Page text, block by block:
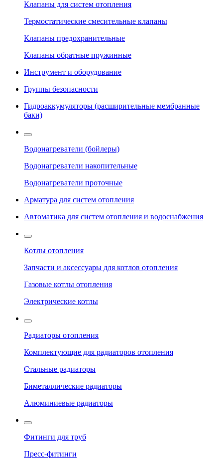
Клапаны для систем отопления
Термостатические смесительные клапаны
Клапаны предохранительные
Клапаны обратные пружинные
Инструмент и оборудование
Группы безопасности
Гидроаккумуляторы (расширительные мембранные
баки)
Водонагреватели (бойлеры)
Водонагреватели накопительные
Водонагреватели проточные
Арматура для систем отопления
Автоматика для систем отопления и водоснабжения
Котлы отопления
Запчасти и аксессуары для котлов отопления
Газовые котлы отопления
Электрические котлы
Радиаторы отопления
Комплектующие для радиаторов отопления
Стальные радиаторы
Биметаллические радиаторы
Алюминиевые радиаторы
Фитинги для труб
Пресс-фитинги